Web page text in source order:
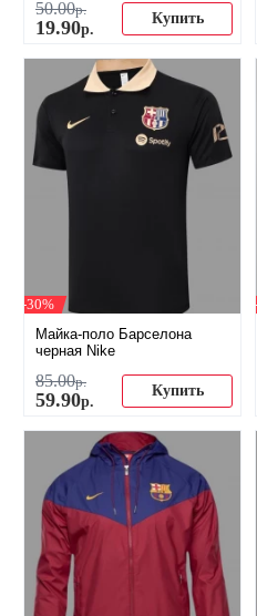
50.00р.
19.90р.
Купить
-30%
Майка-поло Барселона
черная Nike
85.00р.
59.90р.
Купить